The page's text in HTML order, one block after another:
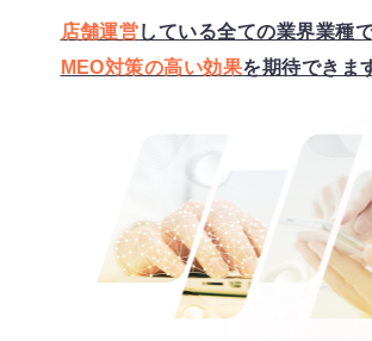
店舗運営している全ての業界業種
MEO対策の高い効果を期待できま